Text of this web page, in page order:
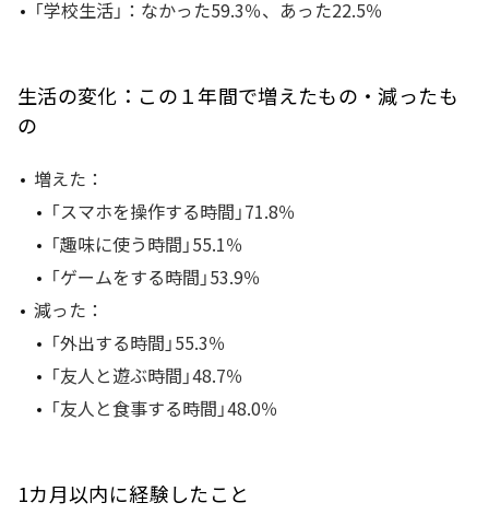
「学校生活」：なかった59.3％、あった22.5％
生活の変化：この１年間で増えたもの・減ったも
の
増えた：
「スマホを操作する時間」71.8％
「趣味に使う時間」55.1％
「ゲームをする時間」53.9％
減った：
「外出する時間」55.3％
「友人と遊ぶ時間」48.7％
「友人と食事する時間」48.0％
1カ月以内に経験したこと